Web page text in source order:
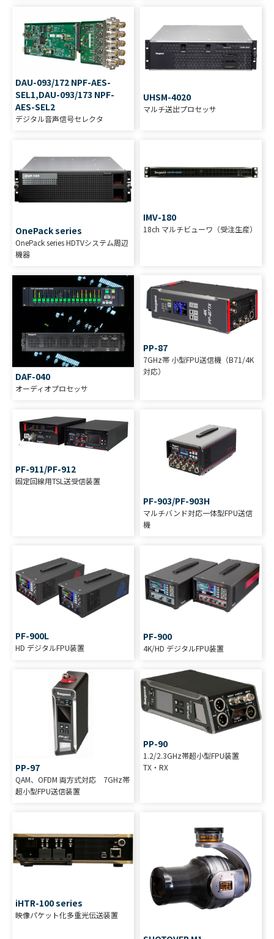
DAU-093/172 NPF-AES-
SEL1,DAU-093/173 NPF-
AES-SEL2
デジタル音声信号セレクタ
UHSM-4020
マルチ送出プロセッサ
OnePack series
OnePack series HDTVシステム周辺
機器
IMV-180
18ch マルチビューワ（受注生産）
DAF-040
オーディオプロセッサ
PP-87
7GHz帯 小型FPU送信機（B71/4K
対応）
PF-911/PF-912
固定回線用TSL送受信装置
PF-903/PF-903H
マルチバンド対応一体型FPU送信
機
PF-900L
HD デジタルFPU装置
PF-900
4K/HD デジタルFPU装置
PP-97
QAM、OFDM 両方式対応 7GHz帯
超小型FPU送信装置
PP-90
1.2/2.3GHz帯超小型FPU装置
TX・RX
iHTR-100 series
映像パケット化多重光伝送装置